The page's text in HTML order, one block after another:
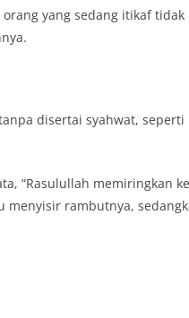
yang sedang itikaf
disertai syahwat,
“Rasulullah memiringkan
rambutnya,